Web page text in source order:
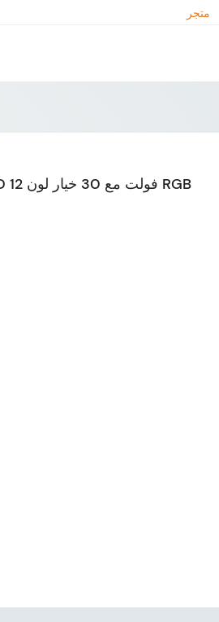
5050 شريط إضاءة LED 12 فولت مع 30 خيار لون RGB